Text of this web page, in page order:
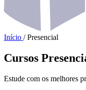
Início / Presencial
Cursos
Estude com os melhores